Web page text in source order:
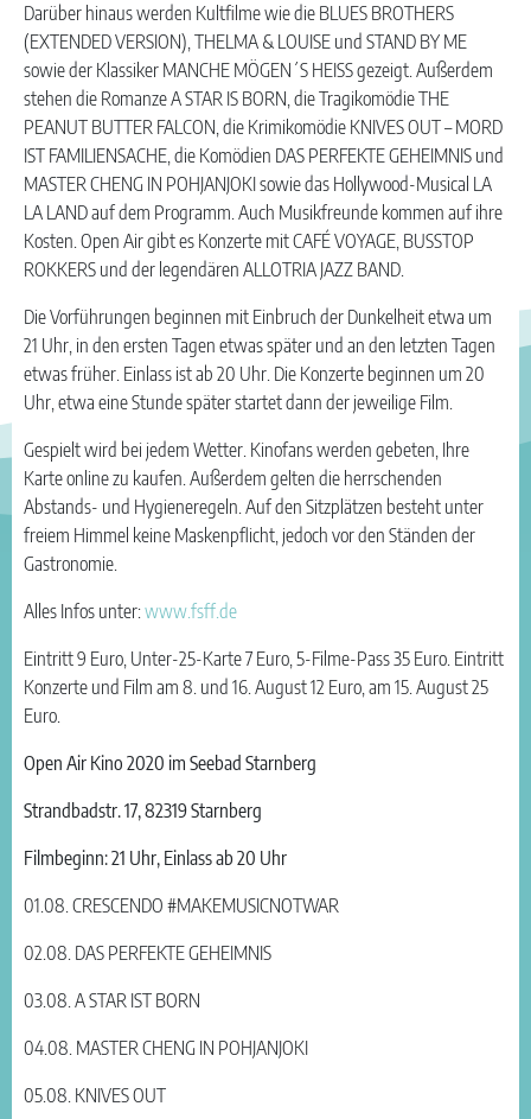
Darüber hinaus werden Kultfilme wie die BLUES BROTHERS
(EXTENDED VERSION), THELMA & LOUISE und STAND BY ME
sowie der Klassiker MANCHE MÖGEN´S HEISS gezeigt. Außerdem
stehen die Romanze A STAR IS BORN, die Tragikomödie THE
PEANUT BUTTER FALCON, die Krimikomödie KNIVES OUT – MORD
IST FAMILIENSACHE, die Komödien DAS PERFEKTE GEHEIMNIS und
MASTER CHENG IN POHJANJOKI sowie das Hollywood-Musical LA
LA LAND auf dem Programm. Auch Musikfreunde kommen auf ihre
Kosten. Open Air gibt es Konzerte mit CAFÉ VOYAGE, BUSSTOP
ROKKERS und der legendären ALLOTRIA JAZZ BAND.
Die Vorführungen beginnen mit Einbruch der Dunkelheit etwa um
21 Uhr, in den ersten Tagen etwas später und an den letzten Tagen
etwas früher. Einlass ist ab 20 Uhr. Die Konzerte beginnen um 20
Uhr, etwa eine Stunde später startet dann der jeweilige Film.
Gespielt wird bei jedem Wetter. Kinofans werden gebeten, Ihre
Karte online zu kaufen. Außerdem gelten die herrschenden
Abstands- und Hygieneregeln. Auf den Sitzplätzen besteht unter
freiem Himmel keine Maskenpflicht, jedoch vor den Ständen der
Gastronomie.
Alles Infos unter:www.fsff.de
Eintritt 9 Euro, Unter-25-Karte 7 Euro, 5-Filme-Pass 35 Euro. Eintritt
Konzerte und Film am 8. und 16. August 12 Euro, am 15. August 25
Euro.
Open Air Kino 2020 im Seebad Starnberg
Strandbadstr. 17, 82319 Starnberg
Filmbeginn: 21 Uhr, Einlass ab 20 Uhr
01.08. CRESCENDO #MAKEMUSICNOTWAR
02.08. DAS PERFEKTE GEHEIMNIS
03.08. A STAR IST BORN
04.08. MASTER CHENG IN POHJANJOKI
05.08. KNIVES OUT